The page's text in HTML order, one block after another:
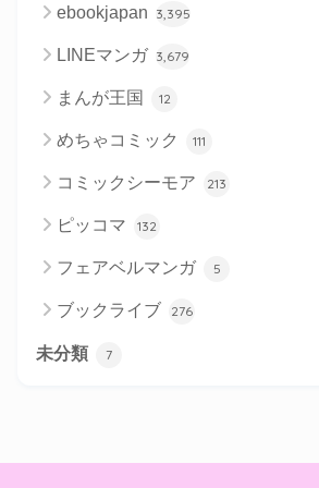
ebookjapan 3,395
LINEマンガ 3,679
まんが王国 12
めちゃコミック 111
コミックシーモア 213
ピッコマ 132
フェアベルマンガ 5
ブックライブ 276
未分類 7